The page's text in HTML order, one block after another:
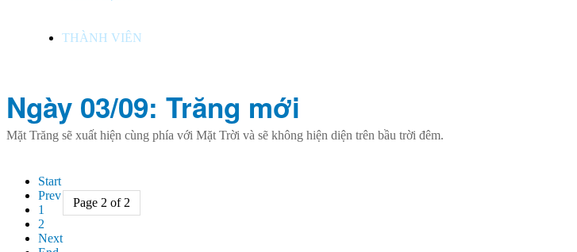
THÀNH VIÊN
Ngày 03/09: Trăng mới
Mặt Trăng sẽ xuất hiện cùng phía với Mặt Trời và sẽ không hiện diện trên bầu trời đêm.
Page 2 of 2
Start
Prev
1
2
Next